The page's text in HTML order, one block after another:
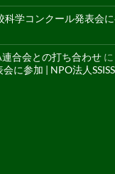
科学コンクール発表会
合会との打ち合わせ に
に参加 | NPO法人